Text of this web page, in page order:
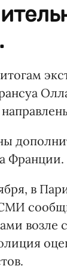
Франции.
в
возле